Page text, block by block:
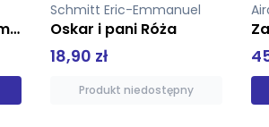
Aira Cesar
Zając
45,00 zł
Dodaj do koszyka